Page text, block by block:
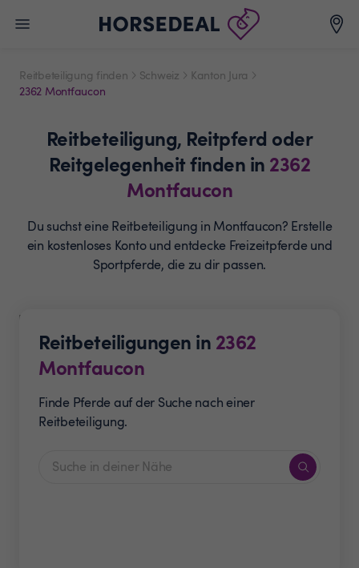
Reitbeteiligung finden Schweiz
Kanton Jura
2362 Montfaucon
Reitbeteiligung, Reitpferd oder
Reitgelegenheitfinden in 2362
Montfaucon
Du suchst eine Reitbeteiligung in Montfaucon? Erstelle
ein kostenloses Konto und entdecke Freizeitpferde und
Sportpferde, die zu dir passen.
Reitbeteiligungen in 2362
Montfaucon
Finde Pferde auf der Suche nach einer
Reitbeteiligung.